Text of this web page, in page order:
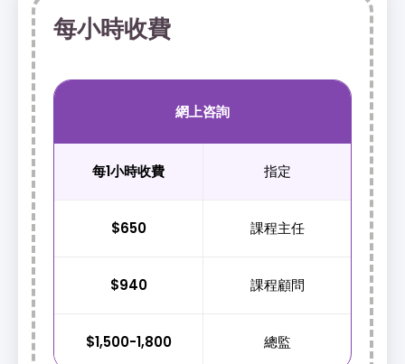
每小時收費
網上咨詢
每1小時收費 指定
$650 課程主任
$940 課程顧問
$1,500-1,800 總監